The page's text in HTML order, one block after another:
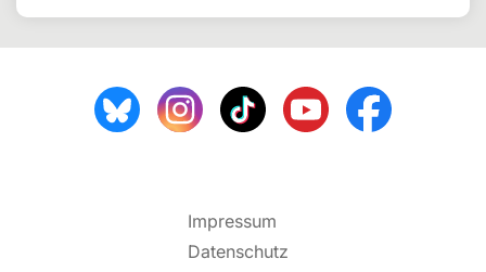
Search
Impressum
Datenschutz